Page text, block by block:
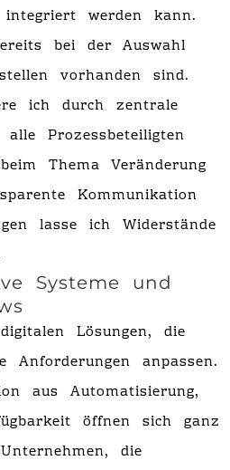
integriert werden kann.
bei der Auswahl
vorhanden sind.
ich durch zentrale
Prozessbeteiligten
Thema Veränderung
Kommunikation
lasse ich Widerstände
Systeme und
Lösungen, die
anpassen.
aus Automatisierung,
öffnen sich ganz
die